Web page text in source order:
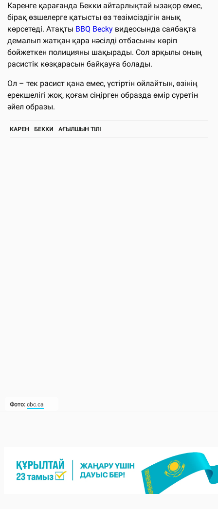
Фото: cbc.ca
Каренге қарағанда Бекки айтарлықтай ызақор емес,
бірақ өзшелерге қатысты өз төзімсіздігін анық
көрсетеді. Атақты BBQ Becky видеосында саябақта
демалып жатқан қара нәсілді отбасыны көріп
бойжеткен полицияны шақырады. Сол арқылы оның
расистік көзқарасын байқауға болады.
Ол – тек расист қана емес, үстіртін ойлайтын, өзінің
ерекшелігі жоқ, қоғам сіңірген образда өмір сүретін
әйел образы.
КАРЕН БЕККИ АҒЫЛШЫН ТІЛІ